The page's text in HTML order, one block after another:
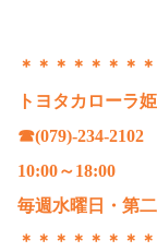
＊＊＊＊＊＊＊
トヨタカローラ
☎(079)-234-2102
10:00～18:00
毎週水曜日・第
＊＊＊＊＊＊＊